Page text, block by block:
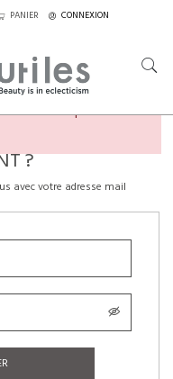
PANIER CONNEXION
connecter pour
?
avec votre adresse mail